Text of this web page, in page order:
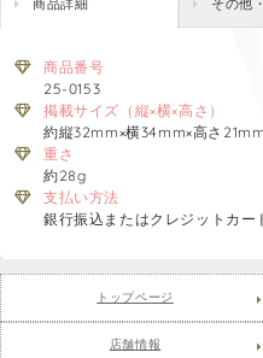
商品番号
25-0153
掲載サイズ（縦×横×高さ）
約縦32mm×横34mm×高さ21mm
重さ
約28g
支払い方法
銀行振込またはクレジットカー
トップページ
店舗情報